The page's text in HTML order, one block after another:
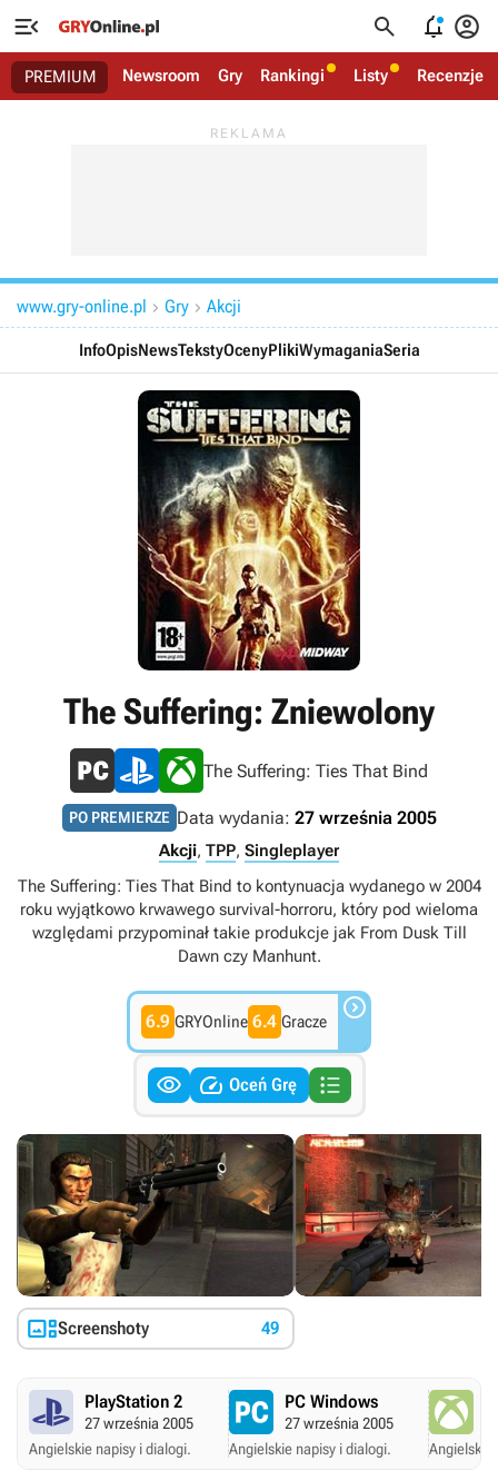
   
PREMIUM Newsroom Gry Rankingi Listy Recenzje
www.gry-online.pl  Gry  Akcji
InfoOpisNewsTekstyOcenyPlikiWymaganiaSeria
The Suffering: Zniewolony
The Suffering: Ties That Bind
PO PREMIERZE Data wydania: 27 września 2005
Akcji, TPP, Singleplayer
The Suffering: Ties That Bind to kontynuacja wydanego w 2004
roku wyjątkowo krwawego survival-horroru, który pod wieloma
względami przypominał takie produkcje jak From Dusk Till
Dawn czy Manhunt.
6.9 GRYOnline 6.4 Gracze 
  Oceń Grę 
Screenshoty 49
PlayStation 2
27 września 2005
Angielskie napisy i dialogi.
PC Windows
27 września 2005
Angielskie napisy i dialogi.
Angielskie